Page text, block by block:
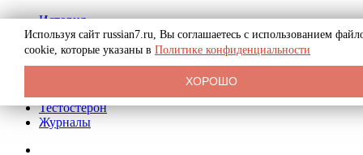
История
Биография
Криминал
Реклама на сайте
Тестостерон
Журналы
Используя сайт russian7.ru, Вы соглашаетесь с использованием
cookie, которые указаны в Политике конфиденциальности
ХОРОШО